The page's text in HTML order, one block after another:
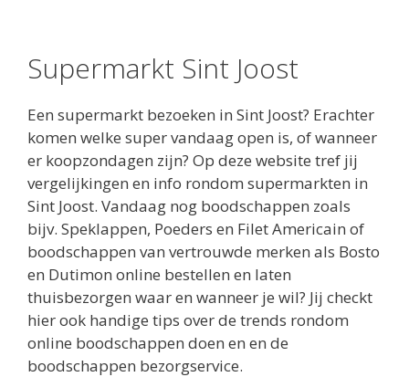
Supermarkt Sint Joost
Een supermarkt bezoeken in Sint Joost? Erachter
komen welke super vandaag open is, of wanneer
er koopzondagen zijn? Op deze website tref jij
vergelijkingen en info rondom supermarkten in
Sint Joost. Vandaag nog boodschappen zoals
bijv. Speklappen, Poeders en Filet Americain of
boodschappen van vertrouwde merken als Bosto
en Dutimon online bestellen en laten
thuisbezorgen waar en wanneer je wil? Jij checkt
hier ook handige tips over de trends rondom
online boodschappen doen en en de
boodschappen bezorgservice.